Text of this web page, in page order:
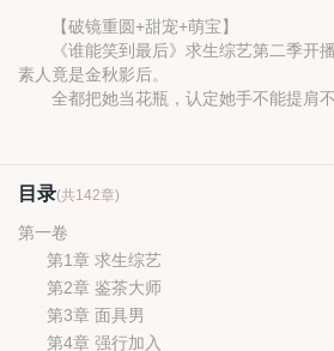
【破镜重圆+甜宠+萌宝】
《谁能笑到最后》求生综艺第二季开播
素人竟是金秋影后。
全都把她当花瓶，认定她手不能提肩不
助攻儿子被迫出场，拉着第一天见面的
目录(共142章)
第一卷
第1章 求生综艺
第2章 鉴茶大师
第3章 面具男
第4章 强行加入